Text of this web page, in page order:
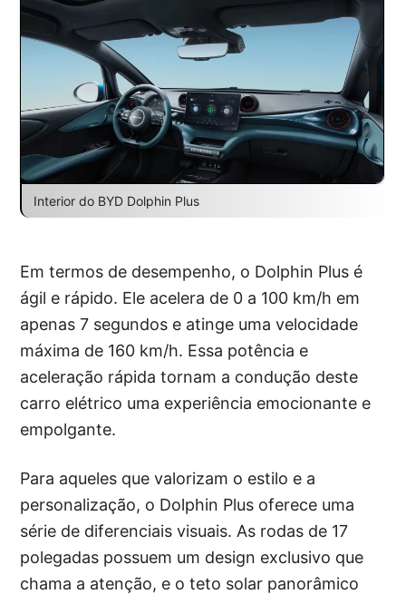
Interior do BYD Dolphin Plus
Em termos de desempenho, o Dolphin Plus é
ágil e rápido. Ele acelera de 0 a 100 km/h em
apenas 7 segundos e atinge uma velocidade
máxima de 160 km/h. Essa potência e
aceleração rápida tornam a condução deste
carro elétrico uma experiência emocionante e
empolgante.
Para aqueles que valorizam o estilo e a
personalização, o Dolphin Plus oferece uma
série de diferenciais visuais. As rodas de 17
polegadas possuem um design exclusivo que
chama a atenção, e o teto solar panorâmico